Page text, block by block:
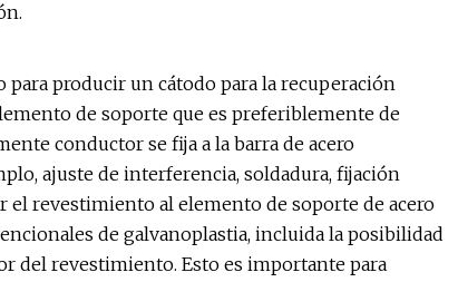
para producir un cátodo para la recuperación
de soporte que es preferiblemente de
conductor se fija a la barra de acero
ajuste de interferencia, soldadura, fijación
revestimiento al elemento de soporte de acero
de galvanoplastia, incluida la posibilidad
del revestimiento. Esto es importante para